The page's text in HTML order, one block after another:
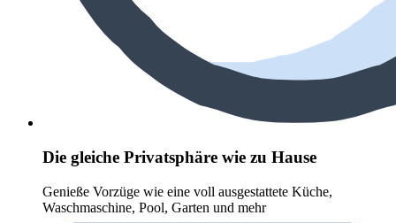
Die gleiche Privatsphäre wie zu Hause
Genieße Vorzüge wie eine voll ausgestattete Küche,
Waschmaschine, Pool, Garten und mehr